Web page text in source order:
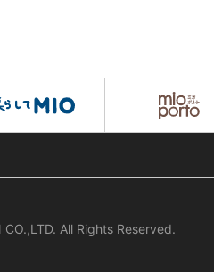
All Rights Reserved.